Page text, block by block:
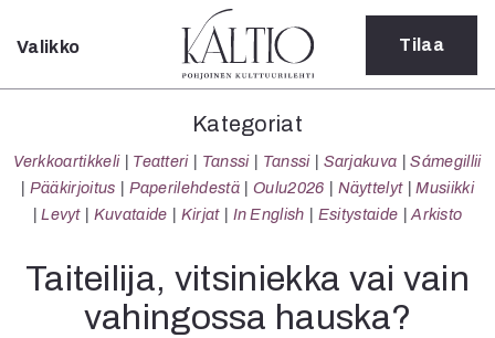
Sulje
Kategoriat
Verkkoartikkeli
Teatteri
Tanssi
Sarjakuva
Sámegillii
Pääkirjoitus
Valikko Tilaa
Kategoriat
Verkkoartikkeli Teatteri Tanssi Tanssi Sarjakuva
Sámegillii
Pääkirjoitus
Paperilehdestä Oulu2026 Näyttelyt
Musiikki
Levyt
Kuvataide Kirjat In English Esitystaide Arkisto
Taiteilija, vitsiniekka vai vain
vahingossa hauska?